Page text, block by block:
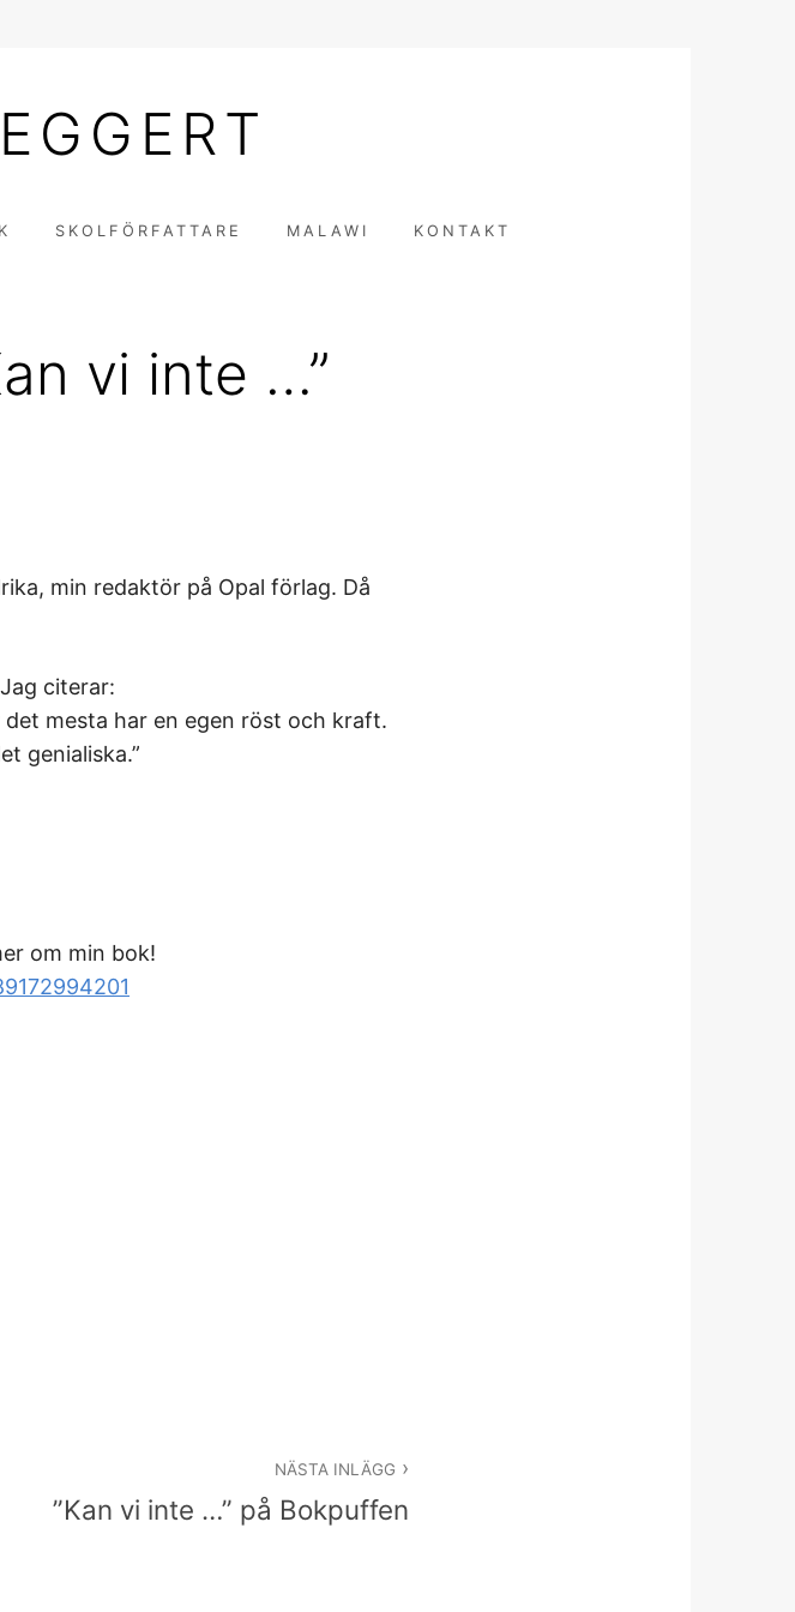
SKOLFÖRFATTARE MALAWI KONTAKT
vi inte …”
min redaktör på Opal förlag. Då
citerar:
mesta har en egen röst och kraft.
genialiska.”
om min bok!
NÄSTA INLÄGG
”Kan vi inte …” på Bokpuffen